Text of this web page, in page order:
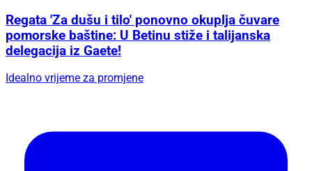
Regata 'Za dušu i tilo' ponovno okuplja čuvare
pomorske baštine: U Betinu stiže i talijanska
delegacija iz Gaete!
Idealno vrijeme za promjene